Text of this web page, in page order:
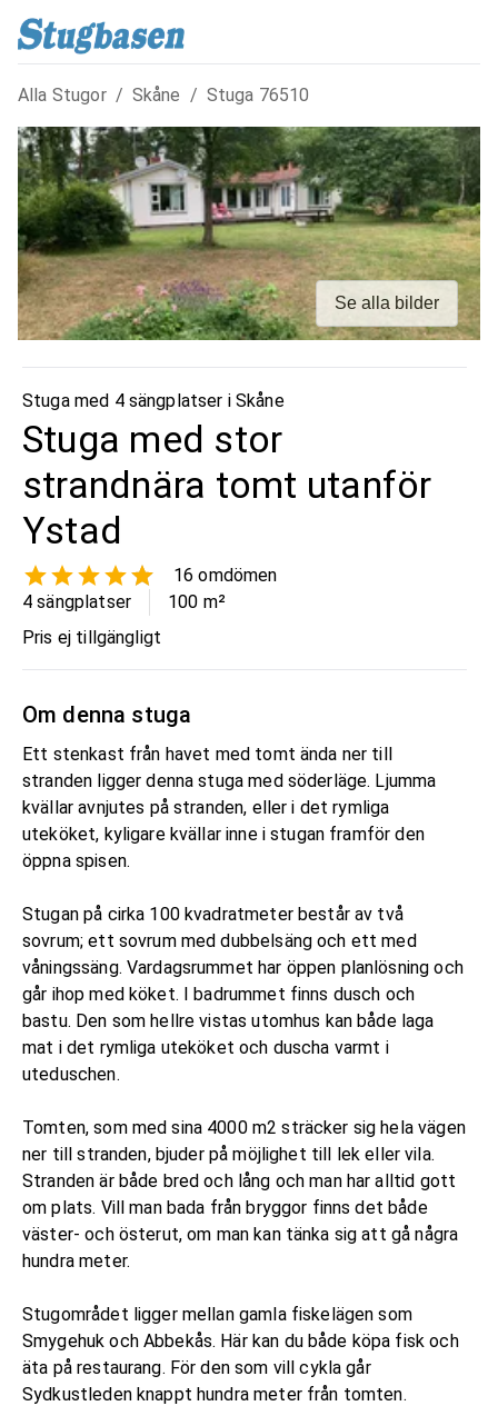
Alla Stugor / Skåne / Stuga 76510
Se alla bilder
Stuga med 4 sängplatser i Skåne
Stuga med stor
strandnära tomt utanför
Ystad
16 omdömen
4 sängplatser
100 m²
Pris ej tillgängligt
Om denna stuga
Ett stenkast från havet med tomt ända ner till
stranden ligger denna stuga med söderläge. Ljumma
kvällar avnjutes på stranden, eller i det rymliga
uteköket, kyligare kvällar inne i stugan framför den
öppna spisen.
Stugan på cirka 100 kvadratmeter består av två
sovrum; ett sovrum med dubbelsäng och ett med
våningssäng. Vardagsrummet har öppen planlösning och
går ihop med köket. I badrummet finns dusch och
bastu. Den som hellre vistas utomhus kan både laga
mat i det rymliga uteköket och duscha varmt i
uteduschen.
Tomten, som med sina 4000 m2 sträcker sig hela vägen
ner till stranden, bjuder på möjlighet till lek eller vila.
Stranden är både bred och lång och man har alltid gott
om plats. Vill man bada från bryggor finns det både
väster- och österut, om man kan tänka sig att gå några
hundra meter.
Stugområdet ligger mellan gamla fiskelägen som
Smygehuk och Abbekås. Här kan du både köpa fisk och
äta på restaurang. För den som vill cykla går
Sydkustleden knappt hundra meter från tomten.